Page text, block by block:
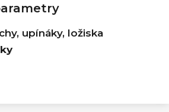
upínáky, ložiska